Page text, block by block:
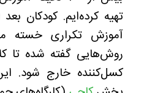
تهیه کرده‌ایم. کودکان
آموزش تکراری خسته
روش‌هایی گفته شده تا
کسل‌کننده خارج شود.